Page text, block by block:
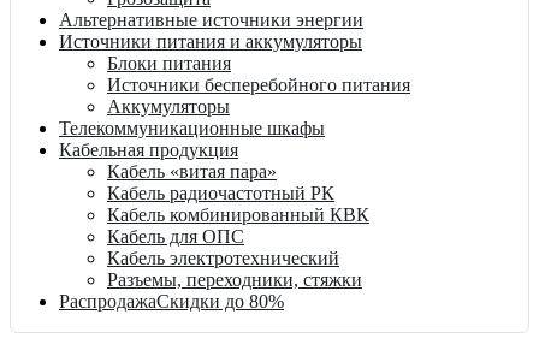
Альтернативные источники энергии
Источники питания и аккумуляторы
Блоки питания
Источники бесперебойного питания
Аккумуляторы
Телекоммуникационные шкафы
Кабельная продукция
Кабель «витая пара»
Кабель радиочастотный РК
Кабель комбинированный КВК
Кабель для ОПС
Кабель электротехнический
Разъемы, переходники, стяжки
РаспродажаСкидки до 80%